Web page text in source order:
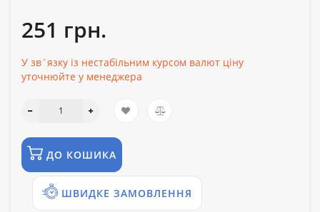
251 грн.
У зв`язку із нестабільним курсом валют ціну
уточнюйте у менеджера
ДО КОШИКА
ШВИДКЕ ЗАМОВЛЕННЯ